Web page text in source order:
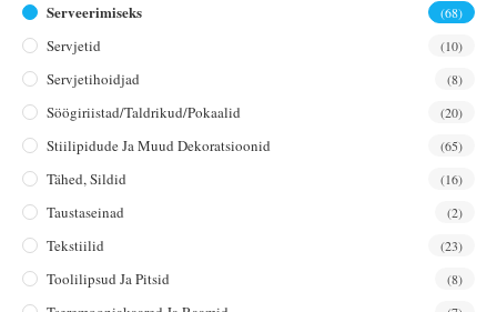
Serveerimiseks (68)
Servjetid (10)
Servjetihoidjad (8)
Söögiriistad/taldrikud/pokaalid (20)
Stiilipidude Ja Muud Dekoratsioonid (65)
Tähed, Sildid (16)
Taustaseinad (2)
Tekstiilid (23)
Toolilipsud Ja Pitsid (8)